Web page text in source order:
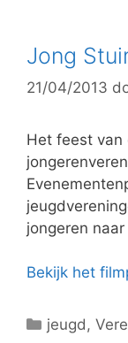
g
r
e
ë
n
Jong
21/04/2013
Het feest van
jongeren
Bekijk het
C
jeugd,